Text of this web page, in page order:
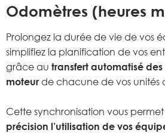
Odomètres (heures
Prolongez la durée de vie de vos
simplifiez la planification de vos
grâce au transfert automatisé des
moteur de chacune de vos unités
Cette synchronisation vous
précision l’utilisation de vos